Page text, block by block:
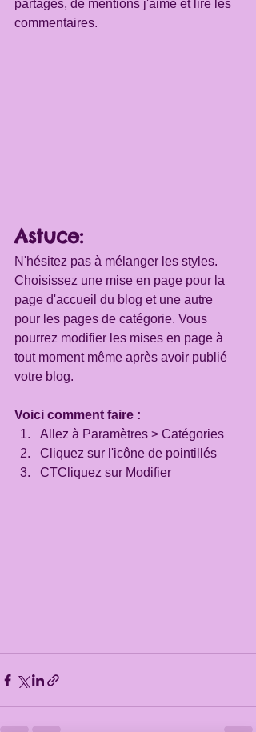
partages, de mentions j'aime et lire les
commentaires.
Astuce:
N'hésitez pas à mélanger les styles.
Choisissez une mise en page pour la
page d'accueil du blog et une autre
pour les pages de catégorie. Vous
pourrez modifier les mises en page à
tout moment même après avoir publié
votre blog.
Voici comment faire :
Allez à Paramètres > Catégories
Cliquez sur l'icône de pointillés
CTCliquez sur Modifier